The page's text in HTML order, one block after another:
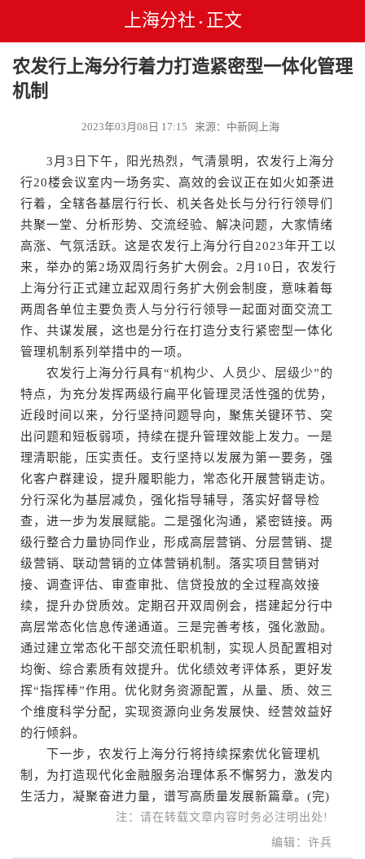
上海分社 • 正文
农发行上海分行着力打造紧密型一体化管理
机制
2023年03月08日 17:15 来源：中新网上海
3月3日下午，阳光热烈，气清景明，农发行上海分
行20楼会议室内一场务实、高效的会议正在如火如荼进
行着，全辖各基层行行长、机关各处长与分行行领导们
共聚一堂、分析形势、交流经验、解决问题，大家情绪
高涨、气氛活跃。这是农发行上海分行自2023年开工以
来，举办的第2场双周行务扩大例会。2月10日，农发行
上海分行正式建立起双周行务扩大例会制度，意味着每
两周各单位主要负责人与分行行领导一起面对面交流工
作、共谋发展，这也是分行在打造分支行紧密型一体化
管理机制系列举措中的一项。
农发行上海分行具有“机构少、人员少、层级少”的
特点，为充分发挥两级行扁平化管理灵活性强的优势，
近段时间以来，分行坚持问题导向，聚焦关键环节、突
出问题和短板弱项，持续在提升管理效能上发力。一是
理清职能，压实责任。支行坚持以发展为第一要务，强
化客户群建设，提升履职能力，常态化开展营销走访。
分行深化为基层减负，强化指导辅导，落实好督导检
查，进一步为发展赋能。二是强化沟通，紧密链接。两
级行整合力量协同作业，形成高层营销、分层营销、提
级营销、联动营销的立体营销机制。落实项目营销对
接、调查评估、审查审批、信贷投放的全过程高效接
续，提升办贷质效。定期召开双周例会，搭建起分行中
高层常态化信息传递通道。三是完善考核，强化激励。
通过建立常态化干部交流任职机制，实现人员配置相对
均衡、综合素质有效提升。优化绩效考评体系，更好发
挥“指挥棒”作用。优化财务资源配置，从量、质、效三
个维度科学分配，实现资源向业务发展快、经营效益好
的行倾斜。
下一步，农发行上海分行将持续探索优化管理机
制，为打造现代化金融服务治理体系不懈努力，激发内
生活力，凝聚奋进力量，谱写高质量发展新篇章。(完)
注：请在转载文章内容时务必注明出处!
编辑：许兵